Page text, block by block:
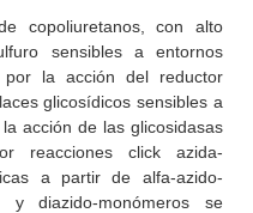
copoliuretanos, con alto
sensibles a entornos
por la acción del reductor
glicosídicos sensibles a
acción de las glicosidasas
reacciones click azida-
a partir de alfa-azido-
y diazido-monómeros se